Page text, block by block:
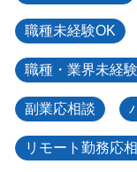
職種未経験OK
職種・業界未経
副業応相談
リモート勤務応